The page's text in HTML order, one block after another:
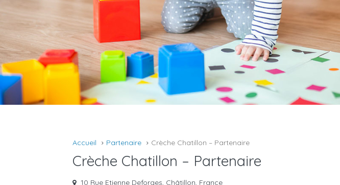
Accueil Partenaire Crèche Chatillon – Partenaire
Crèche Chatillon – Partenaire
10 Rue Etienne Deforges, Châtillon, France